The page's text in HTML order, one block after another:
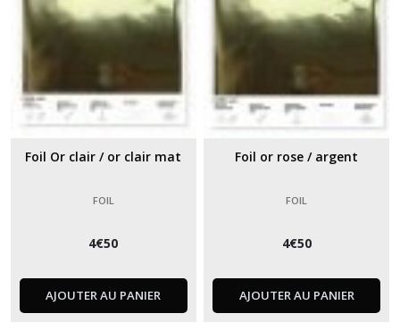
Foil Or clair / or clair mat
FOIL
4€50
AJOUTER AU PANIER
Foil or rose / argent
FOIL
4€50
AJOUTER AU PANIER